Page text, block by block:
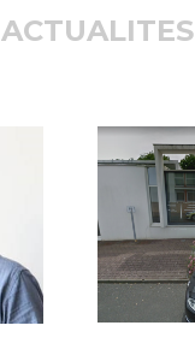
ACTUALITES